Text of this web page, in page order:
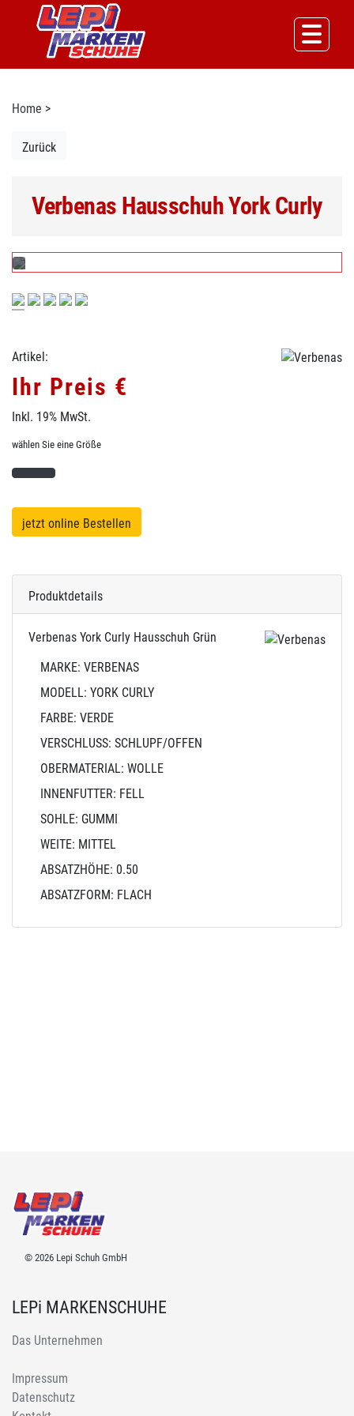
Home >
Zurück
Verbenas Hausschuh York Curly
Artikel:
Ihr Preis €
Inkl. 19% MwSt.
wählen Sie eine Größe
jetzt online Bestellen
Produktdetails
Verbenas York Curly Hausschuh Grün
MARKE: VERBENAS
MODELL: YORK CURLY
FARBE: VERDE
VERSCHLUSS: SCHLUPF/OFFEN
OBERMATERIAL: WOLLE
INNENFUTTER: FELL
SOHLE: GUMMI
WEITE: MITTEL
ABSATZHÖHE: 0.50
ABSATZFORM: FLACH
© 2026 Lepi Schuh GmbH
LEPi MARKENSCHUHE
Das Unternehmen
Impressum
Datenschutz